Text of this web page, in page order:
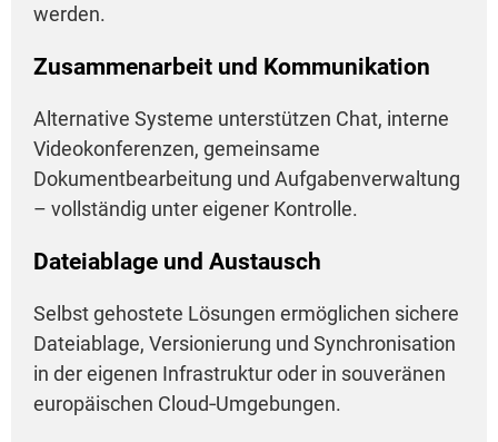
werden.
Zusammenarbeit und Kommunikation
Alternative Systeme unterstützen Chat, interne
Videokonferenzen, gemeinsame
Dokumentbearbeitung und Aufgabenverwaltung
– vollständig unter eigener Kontrolle.
Dateiablage und Austausch
Selbst gehostete Lösungen ermöglichen sichere
Dateiablage, Versionierung und Synchronisation
in der eigenen Infrastruktur oder in souveränen
europäischen Cloud‑Umgebungen.